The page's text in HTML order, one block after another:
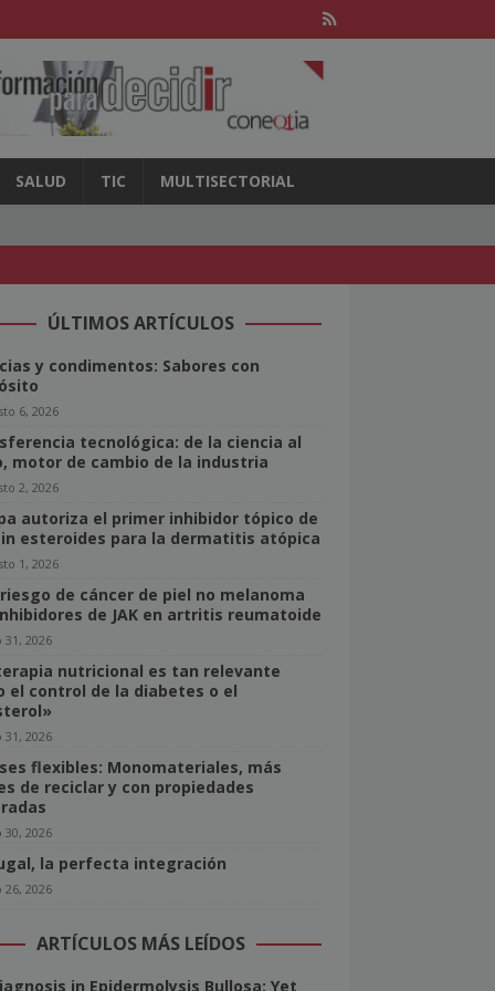
SALUD TIC MULTISECTORIAL
ÚLTIMOS ARTÍCULOS
y condimentos: Sabores con
6, 2026
tecnológica: de la ciencia al
motor de cambio de la industria
2, 2026
autoriza el primer inhibidor tópico de
esteroides para la dermatitis atópica
1, 2026
de cáncer de piel no melanoma
de JAK en artritis reumatoide
31, 2026
nutricional es tan relevante
el control de la diabetes o el
31, 2026
flexibles: Monomateriales, más
de reciclar y con propiedades
30, 2026
la perfecta integración
26, 2026
ARTÍCULOS MÁS LEÍDOS
in Epidermolysis Bullosa: Yet